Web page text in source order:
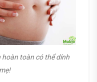
hoàn toàn có thể dính